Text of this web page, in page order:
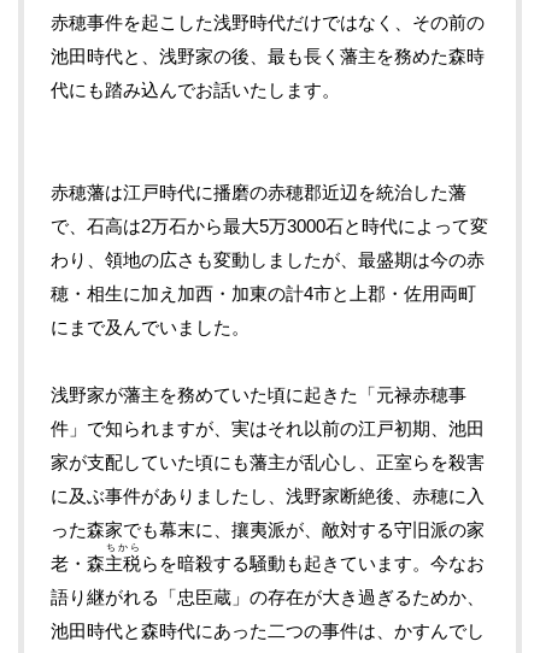
赤穂事件を起こした浅野時代だけではなく、その前の
池田時代と、浅野家の後、最も長く藩主を務めた森時
代にも踏み込んでお話いたします。
赤穂藩は江戸時代に播磨の赤穂郡近辺を統治した藩
で、石高は2万石から最大5万3000石と時代によって変
わり、領地の広さも変動しましたが、最盛期は今の赤
穂・相生に加え加西・加東の計4市と上郡・佐用両町
にまで及んでいました。
浅野家が藩主を務めていた頃に起きた「元禄赤穂事
件」で知られますが、実はそれ以前の江戸初期、池田
家が支配していた頃にも藩主が乱心し、正室らを殺害
に及ぶ事件がありましたし、浅野家断絶後、赤穂に入
った森家でも幕末に、攘夷派が、敵対する守旧派の家
老・森主税
ちから
らを暗殺する騒動も起きています。今なお
語り継がれる「忠臣蔵」の存在が大き過ぎるためか、
池田時代と森時代にあった二つの事件は、かすんでし